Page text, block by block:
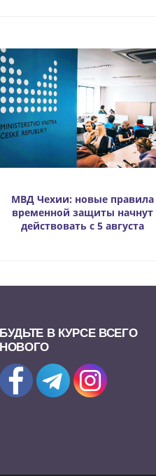
МВД Чехии: новые правила
временной защиты начнут
действовать с 5 августа
БУДЬТЕ В КУРСЕ ВСЕГО
НОВОГО